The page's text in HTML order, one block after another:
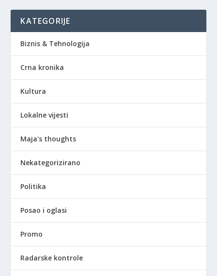
KATEGORIJE
Biznis & Tehnologija
Crna kronika
Kultura
Lokalne vijesti
Maja's thoughts
Nekategorizirano
Politika
Posao i oglasi
Promo
Radarske kontrole